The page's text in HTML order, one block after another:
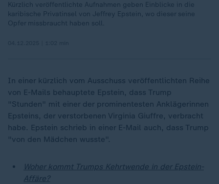
Kürzlich veröffentlichte Aufnahmen geben Einblicke in die
karibische Privatinsel von Jeffrey Epstein, wo dieser seine
Opfer missbraucht haben soll.
In einer kürzlich vom Ausschuss veröffentlichten Reihe
von E-Mails behauptete Epstein, dass Trump
"Stunden" mit einer der prominentesten Anklägerinnen
Epsteins, der verstorbenen Virginia Giuffre, verbracht
habe. Epstein schrieb in einer E-Mail auch, dass Trump
"von den Mädchen wusste".
Woher kommt Trumps Kehrtwende in der Epstein-
Affäre?